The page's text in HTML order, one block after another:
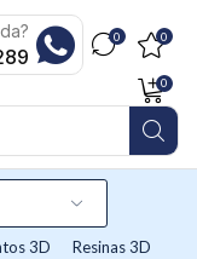
0 0
0
3D Resinas 3D